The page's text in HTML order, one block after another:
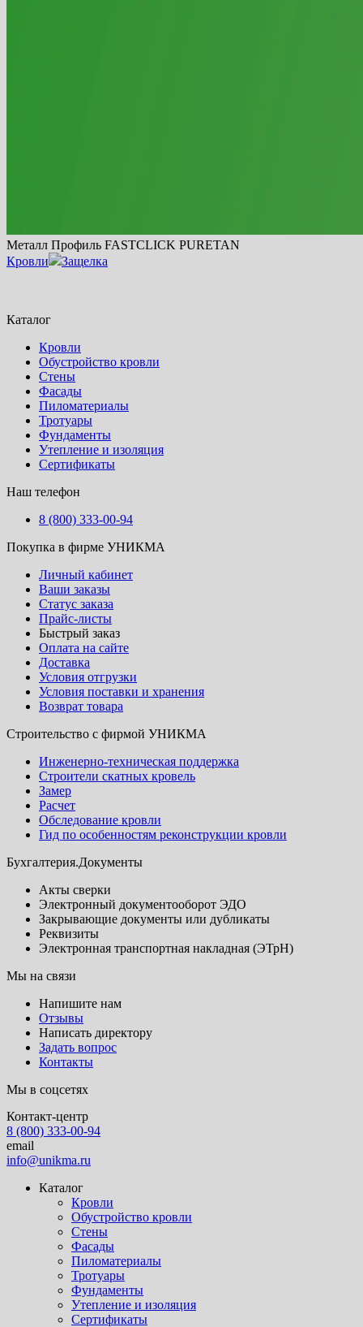
Металл Профиль FASTCLICK PURETAN
Кровли
Защелка
Каталог
Кровли
Обустройство кровли
Стены
Фасады
Пиломатериалы
Тротуары
Фундаменты
Утепление и изоляция
Сертификаты
Наш телефон
8 (800) 333-00-94
Покупка в фирме УНИКМА
Личный кабинет
Ваши заказы
Статус заказа
Прайс-листы
Быстрый заказ
Оплата на сайте
Доставка
Условия отгрузки
Условия поставки и хранения
Возврат товара
Строительство с фирмой УНИКМА
Инженерно-техническая поддержка
Строители скатных кровель
Замер
Расчет
Обследование кровли
Гид по особенностям реконструкции кровли
Бухгалтерия.Документы
Акты сверки
Электронный документооборот ЭДО
Закрывающие документы или дубликаты
Реквизиты
Электронная транспортная накладная (ЭТрН)
Мы на связи
Напишите нам
Отзывы
Написать директору
Задать вопрос
Контакты
Мы в соцсетях
Контакт-центр
8 (800) 333-00-94
email
info@unikma.ru
Каталог
Кровли
Обустройство кровли
Стены
Фасады
Пиломатериалы
Тротуары
Фундаменты
Утепление и изоляция
Сертификаты